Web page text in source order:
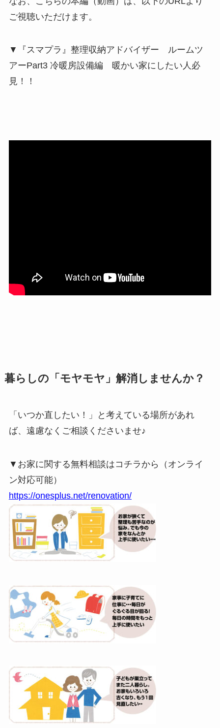
ご視聴いただけます。
▼『スマプラ』整理収納アドバイザー ルームツ
アーPart3 冷暖房設備編 暖かい家にしたい人必
見！！
暮らしの「モヤモヤ」解消しませんか？
「いつか直したい！」と考えている場所があれ
ば、遠慮なくご相談くださいませ♪
▼お家に関する無料相談はコチラから（オンライ
ン対応可能）
https://onesplus.net/renovation/